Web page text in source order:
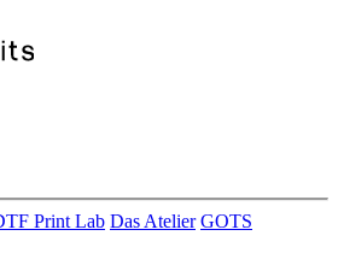
Print Lab Das Atelier GOTS